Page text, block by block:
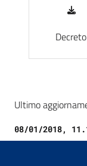
Ultimo
08/01/2018,